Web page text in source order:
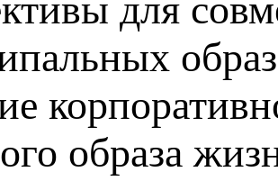
образа